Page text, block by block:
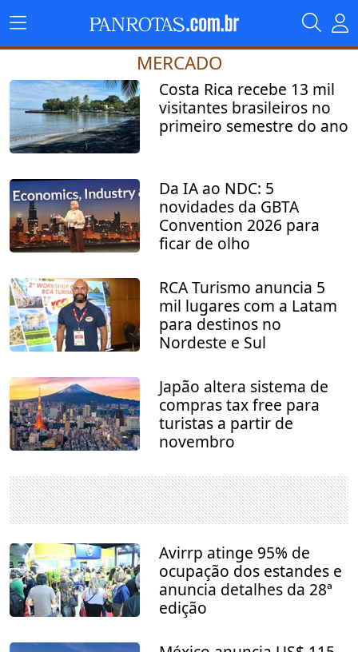
MERCADO
Costa Rica recebe 13 mil
visitantes brasileiros no
primeiro semestre do ano
Da IA ao NDC: 5
novidades da GBTA
Convention 2026 para
ficar de olho
RCA Turismo anuncia 5
mil lugares com a Latam
para destinos no
Nordeste e Sul
Japão altera sistema de
compras tax free para
turistas a partir de
novembro
Avirrp atinge 95% de
ocupação dos estandes e
anuncia detalhes da 28ª
edição